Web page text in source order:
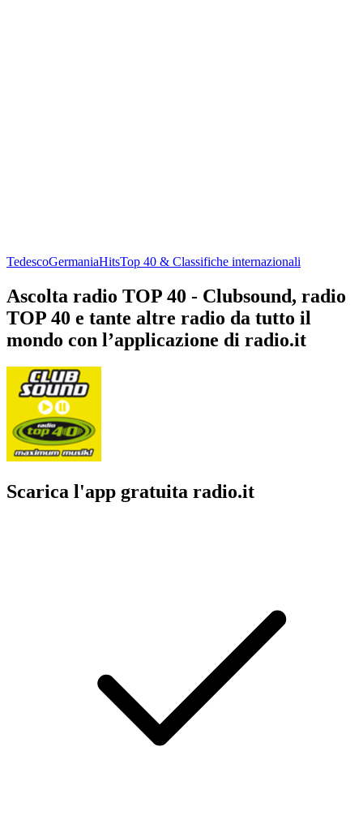
TedescoGermaniaHitsTop 40 & Classifiche internazionali
Ascolta radio TOP 40 - Clubsound, radio
TOP 40 e tante altre radio da tutto il
mondo con l’applicazione di radio.it
Scarica l'app gratuita radio.it